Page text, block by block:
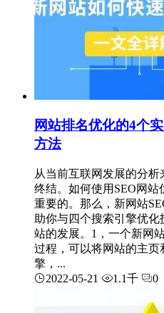
网站排名优化的4个
方法
从当前互联网发展的分
终结。如何使用SEO网
重要的。那么，新网站
助你与四个搜索引擎优
站的发展。1，一个新网
过程，可以将网站的主页
擎，...
2022-05-21
1.1千 0